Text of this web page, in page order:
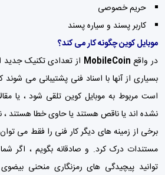
حریم خصوصی
کاربر پسند و سیاره پسند
موبایل کوین چگونه کار می کند؟
در واقع MobileCoin از تعدادی تکنیک جدید
بسیاری از آنها با اسناد فنی پشتیبانی می
است مربوط به موبایل کوین تلقی شود ، یا
نشده اند یا ناقص هستند یا حاوی خطا هستند
برخی از زمینه های دیگر کار فنی را فقط می
مستندات درک کرد. و صادقانه بگویم ، اگر
توانید پیچیدگی های رمزنگاری منحنی